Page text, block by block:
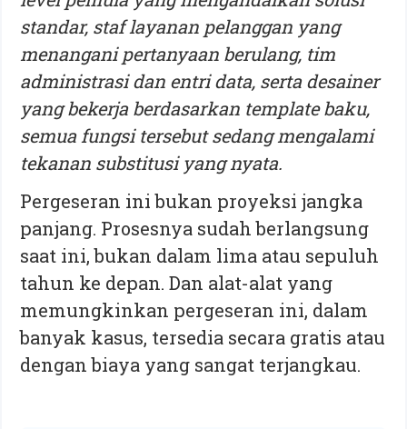
standar, staf layanan pelanggan yang
menangani pertanyaan berulang, tim
administrasi dan entri data, serta desainer
yang bekerja berdasarkan template baku,
semua fungsi tersebut sedang mengalami
tekanan substitusi yang nyata.
Pergeseran ini bukan proyeksi jangka
panjang. Prosesnya sudah berlangsung
saat ini, bukan dalam lima atau sepuluh
tahun ke depan. Dan alat-alat yang
memungkinkan pergeseran ini, dalam
banyak kasus, tersedia secara gratis atau
dengan biaya yang sangat terjangkau.